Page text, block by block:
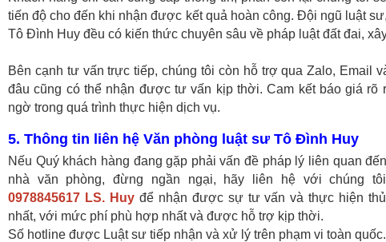
tiến độ cho đến khi nhận được kết quả hoàn công. Đội ngũ luật
Tô Đình Huy đều có kiến thức chuyên sâu về pháp luật đất đai,
Bên cạnh tư vấn trực tiếp, chúng tôi còn hỗ trợ qua Zalo, Email
đâu cũng có thể nhận được tư vấn kịp thời. Cam kết báo giá rõ
ngờ trong quá trình thực hiện dịch vụ.
5. Thông tin liên hệ Văn phòng luật sư Tô Đình Huy
Nếu Quý khách hàng đang gặp phải vấn đề pháp lý liên quan
nhà văn phòng, đừng ngần ngại, hãy liên hệ với chúng
0978845617 LS. Huyđể nhận được sự tư vấn và thực hiện
nhất, với mức phí phù hợp nhất và được hỗ trợ kịp thời.
Số hotline được Luật sư tiếp nhận và xử lý trên phạm vi toàn quốc.